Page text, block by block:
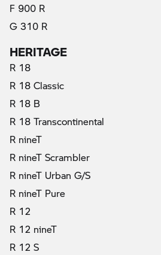
F 900 R
G 310 R
HERITAGE
R 18
R 18 Classic
R 18 B
R 18 Transcontinental
R nineT
R nineT Scrambler
R nineT Urban G/S
R nineT Pure
R 12
R 12 nineT
R 12 S